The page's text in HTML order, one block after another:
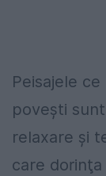
Peisajele
poveşti
relaxare şi
care